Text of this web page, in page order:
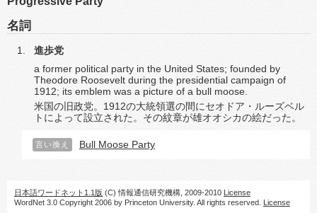
名詞
進歩党
a former political party in the United States; founded by
Theodore Roosevelt during the presidential campaign of
1912; its emblem was a picture of a bull moose.
米国の旧政党。1912の大統領選の間にセオドア・ルーズベル
トによって設立された。その紋章が雄オオシカの絵だった。
言い換え Bull Moose Party
日本語ワードネット1.1版 (C) 情報通信研究機構, 2009-2010 License
WordNet 3.0 Copyright 2006 by Princeton University. All rights reserved. License